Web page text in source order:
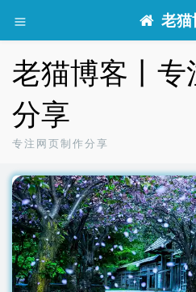
老猫
老猫博客丨专
分享
专注网页制作分享